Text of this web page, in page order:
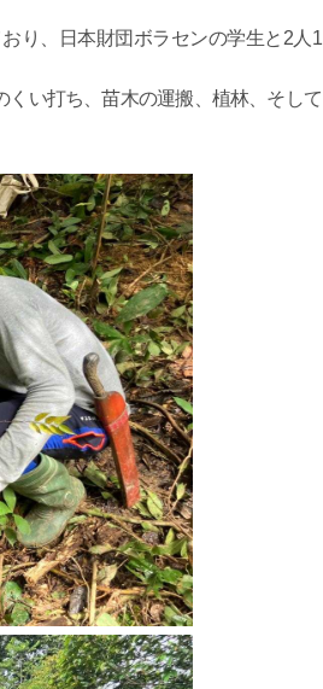
り、日本財団ボラセンの学生と2人1
い打ち、苗木の運搬、植林、そして